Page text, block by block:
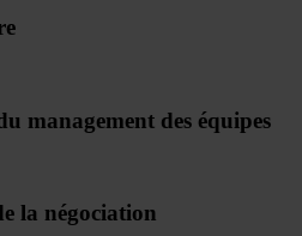
management des équipes
la négociation